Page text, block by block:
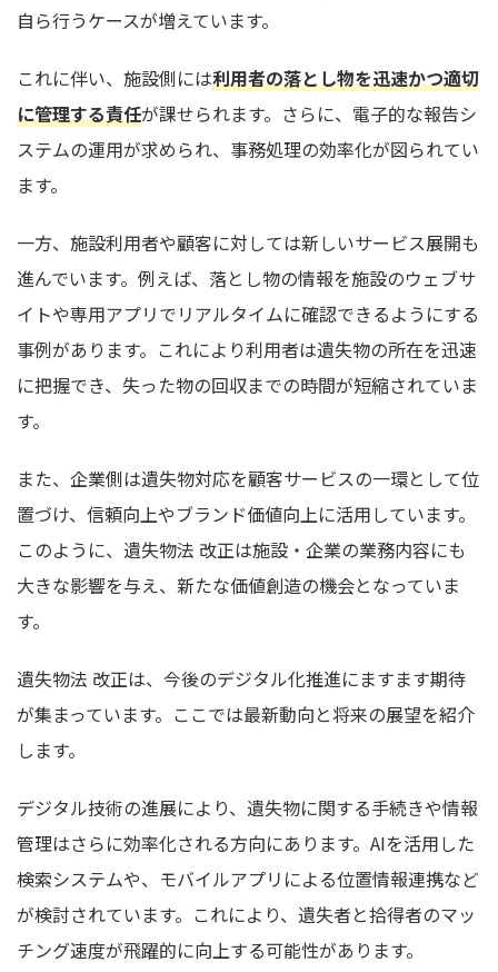
自ら行うケースが増えています。
これに伴い、施設側には利用者の落とし物を迅速かつ適切
に管理する責任が課せられます。さらに、電子的な報告シ
ステムの運用が求められ、事務処理の効率化が図られてい
ます。
一方、施設利用者や顧客に対しては新しいサービス展開も
進んでいます。例えば、落とし物の情報を施設のウェブサ
イトや専用アプリでリアルタイムに確認できるようにする
事例があります。これにより利用者は遺失物の所在を迅速
に把握でき、失った物の回収までの時間が短縮されていま
す。
また、企業側は遺失物対応を顧客サービスの一環として位
置づけ、信頼向上やブランド価値向上に活用しています。
このように、遺失物法 改正は施設・企業の業務内容にも
大きな影響を与え、新たな価値創造の機会となっていま
す。
遺失物法 改正は、今後のデジタル化推進にますます期待
が集まっています。ここでは最新動向と将来の展望を紹介
します。
デジタル技術の進展により、遺失物に関する手続きや情報
管理はさらに効率化される方向にあります。AIを活用した
検索システムや、モバイルアプリによる位置情報連携など
が検討されています。これにより、遺失者と拾得者のマッ
チング速度が飛躍的に向上する可能性があります。